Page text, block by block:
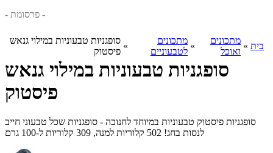
- פרסומת -
בית »
מתכונים
ואוכל
»
מתכונים
לטבעוניים
»
סופגניות טבעוניות במילוי גנאש
פיסטוק
סופגניות טבעוניות במילוי גנאש
פיסטוק
סופגניות פיסטוק טבעוניות במיוחד לחנוכה - סופגניות שכל טבעוני חייב
לנסות בחג! 502 קלוריות למנה, 309 קלוריות ל-100 גרם